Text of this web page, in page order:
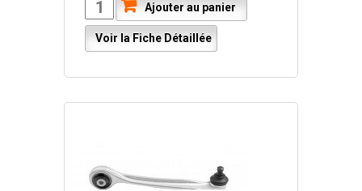
Ajouter au panier
Voir la Fiche Détaillée